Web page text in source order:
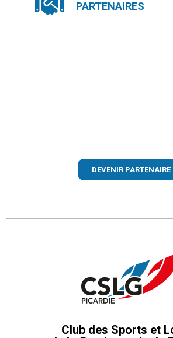
PARTENAIRES
DEVENIR PARTENAIRE
Club des Sports et